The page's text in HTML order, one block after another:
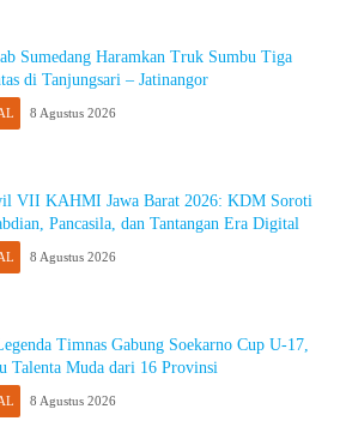
Sumedang Haramkan Truk Sumbu Tiga
di Tanjungsari – Jatinangor
8 Agustus 2026
VII KAHMI Jawa Barat 2026: KDM Soroti
Pancasila, dan Tantangan Era Digital
8 Agustus 2026
Timnas Gabung Soekarno Cup U-17,
Talenta Muda dari 16 Provinsi
8 Agustus 2026